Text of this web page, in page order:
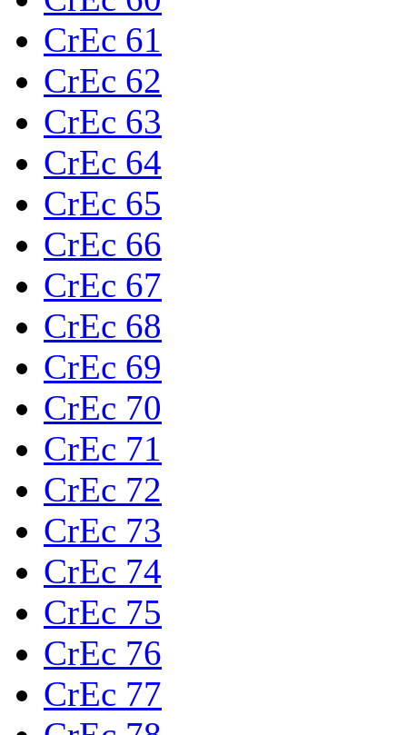
CrEc 61
CrEc 62
CrEc 63
CrEc 64
CrEc 65
CrEc 66
CrEc 67
CrEc 68
CrEc 69
CrEc 70
CrEc 71
CrEc 72
CrEc 73
CrEc 74
CrEc 75
CrEc 76
CrEc 77